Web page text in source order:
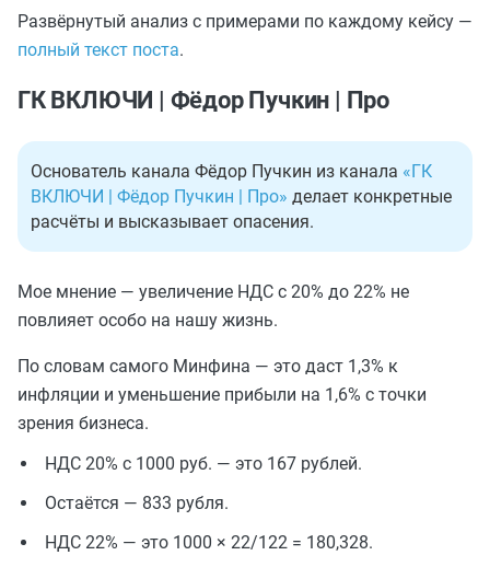
Развёрнутый анализ с примерами по каждому кейсу —
полный текст поста.
ГК ВКЛЮЧИ | Фёдор Пучкин | Про
Основатель канала Фёдор Пучкин из канала «ГК
ВКЛЮЧИ | Фёдор Пучкин | Про» делает конкретные
расчёты и высказывает опасения.
Мое мнение — увеличение НДС с 20% до 22% не
повлияет особо на нашу жизнь.
По словам самого Минфина — это даст 1,3% к
инфляции и уменьшение прибыли на 1,6% с точки
зрения бизнеса.
НДС 20% с 1000 руб. — это 167 рублей.
Остаётся — 833 рубля.
НДС 22% — это 1000 × 22/122 = 180,328.